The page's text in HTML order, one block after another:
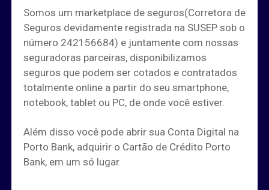
Somos um marketplace de seguros(Corretora de
Seguros devidamente registrada na SUSEP sob o
número 242156684) e juntamente com nossas
seguradoras parceiras, disponibilizamos
seguros que podem ser cotados e contratados
totalmente online a partir do seu smartphone,
notebook, tablet ou PC, de onde você estiver.
Além disso você pode abrir sua Conta Digital na
Porto Bank, adquirir o Cartão de Crédito Porto
Bank, em um só lugar.